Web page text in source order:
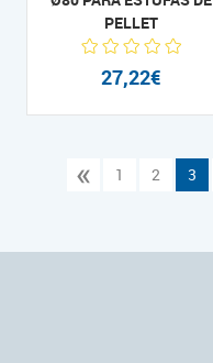
PELLET
27,22€
« 1 2 3